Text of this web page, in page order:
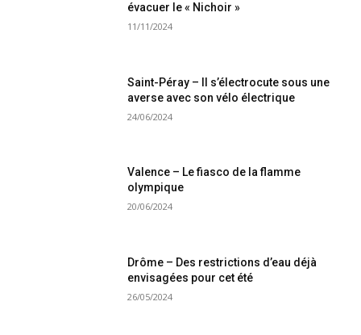
évacuer le « Nichoir »
11/11/2024
Saint-Péray – Il s’électrocute sous une
averse avec son vélo électrique
24/06/2024
Valence – Le fiasco de la flamme
olympique
20/06/2024
Drôme – Des restrictions d’eau déjà
envisagées pour cet été
26/05/2024